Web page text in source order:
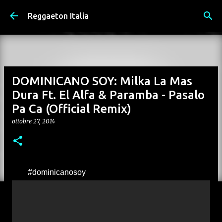
Passa ai contenuti principali
Reggaeton Italia
DOMINICANO SOY: Milka La Mas
Dura Ft. El Alfa & Paramba - Pasalo
Pa Ca (Official Remix)
ottobre 27, 2014
#dominicanosoy